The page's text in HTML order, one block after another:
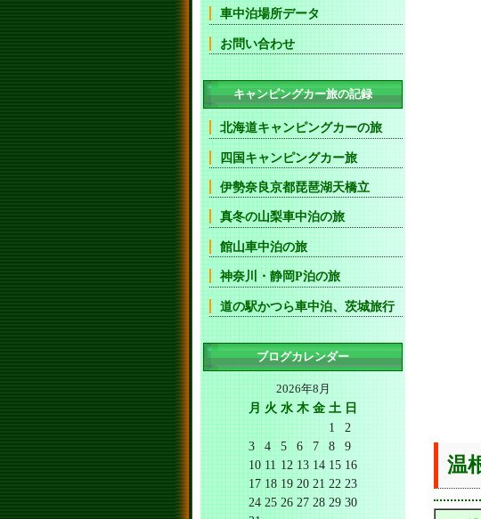
温
車中泊場所データ
お問い合わせ
キャンピングカー旅の記録
北海道キャンピングカーの旅
四国キャンピングカー旅
伊勢奈良京都琵琶湖天橋立
真冬の山梨車中泊の旅
館山車中泊の旅
神奈川・静岡P泊の旅
道の駅かつら車中泊、茨城旅行
ブログカレンダー
2026年8月
月 火 水 木 金 土 日
1
2
3
4 5 6 7 8
9
10 11 12 13 14 15 16
17 18 19 20 21 22 23
24 25 26 27 28 29 30